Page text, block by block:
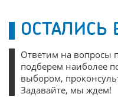
ОСТАЛИСЬ
Ответим на вопросы
подберем наиболее
выбором,
Задавайте, мы ждем!